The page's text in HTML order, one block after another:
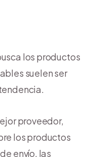
los productos
suelen ser
proveedor,
los productos
envío, las